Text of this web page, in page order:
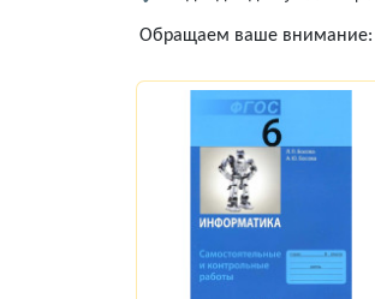
Обращаем ваше внимание: